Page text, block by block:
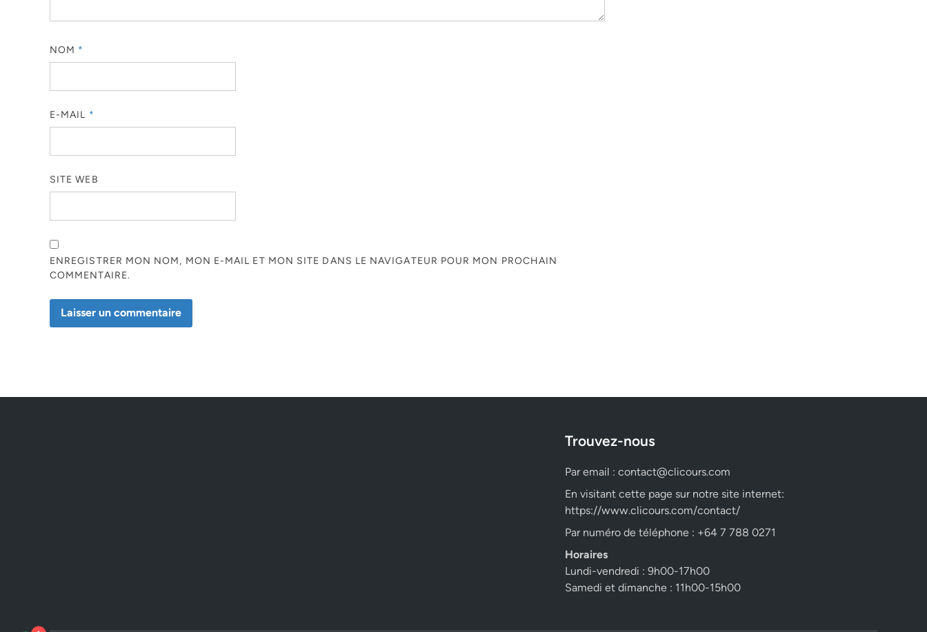
NOM *
E-MAIL *
SITE WEB
ENREGISTRER MON NOM, MON E-MAIL ET MON SITE DANS LE NAVIGATEUR POUR MON PROCHAIN
COMMENTAIRE.
Trouvez-nous
Par email : contact@clicours.com
En visitant cette page sur notre site internet:
https://www.clicours.com/contact/
Par numéro de téléphone : +64 7 788 0271
Horaires
Lundi-vendredi : 9h00-17h00
Samedi et dimanche : 11h00-15h00